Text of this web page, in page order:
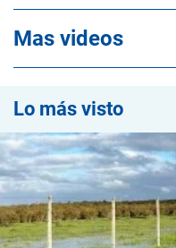
Mas videos
Lo más visto